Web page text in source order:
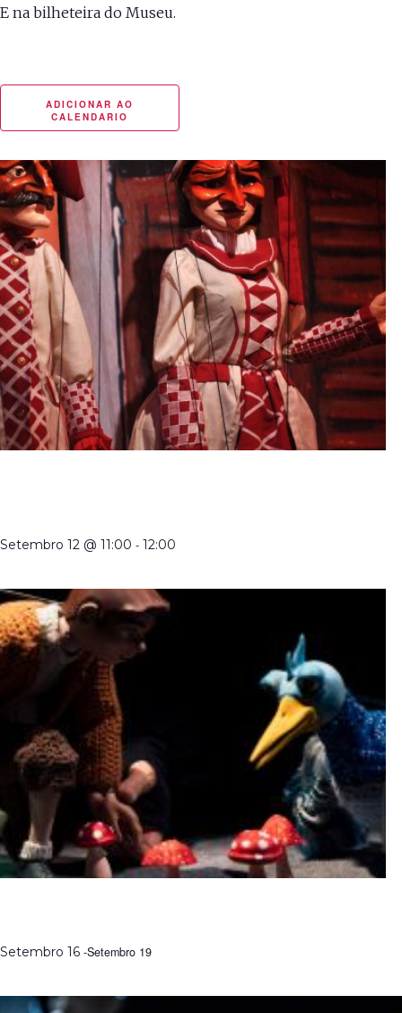
E na bilheteira do Museu.
ADICIONAR AO
CALENDARIO
Setembro 12 @ 11:00 - 12:00
Setembro 16 -Setembro 19